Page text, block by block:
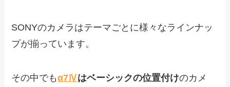
SONYのカメラはテーマごとに様々なラインナッ
プが揃っています。
その中でもα7Ⅳはベーシックの位置付けのカメ